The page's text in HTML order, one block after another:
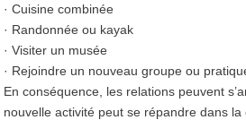
· Cuisine combinée
· Randonnée ou kayak
· Visiter un musée
· Rejoindre un nouveau groupe ou
En conséquence, les relations peuvent
nouvelle activité peut se répandre dans la